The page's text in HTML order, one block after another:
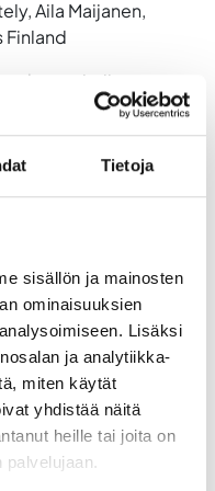
Tietoja
sisällön ja mainosten
ominaisuuksien
Lisäksi
ja analytiikka-
miten käytät
yhdistää näitä
heille tai joita on
palvelujaan.
Aila Maijanen,
Finland
toimijat
Rami Mattila,
Ilmajoki
verkostot,
Sari Miilumäki,
Oyj